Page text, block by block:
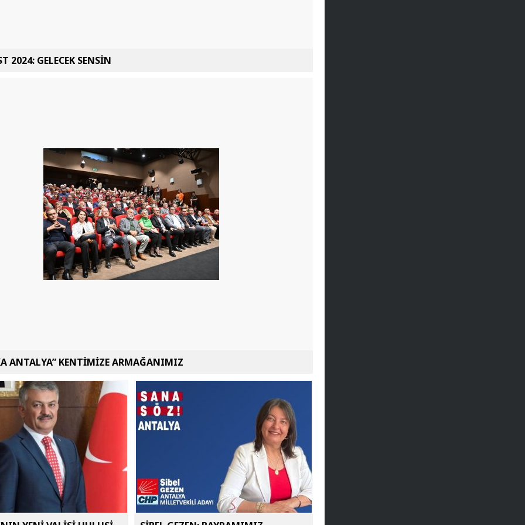
2024: GELECEK SENSİN
ANTALYA” KENTİMİZE ARMAĞANIMIZ